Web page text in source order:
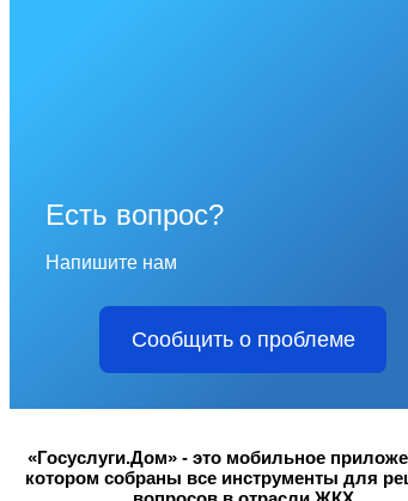
Есть вопрос?
Напишите нам
Сообщить о проблеме
«Госуслуги.Дом» - это мобильное
котором собраны все инструменты для